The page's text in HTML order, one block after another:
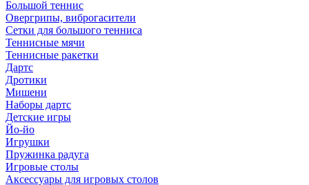
Большой теннис
Овергрипы, виброгасители
Сетки для большого тенниса
Теннисные мячи
Теннисные ракетки
Дартс
Дротики
Мишени
Наборы дартс
Детские игры
Йо-йо
Игрушки
Пружинка радуга
Игровые столы
Аксессуары для игровых столов